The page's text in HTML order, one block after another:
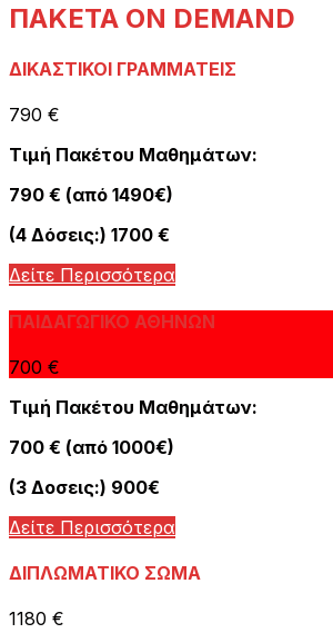
ΠΑΚΕΤΑ ON DEMAND
ΔΙΚΑΣΤΙΚΟΙ ΓΡΑΜΜΑΤΕΙΣ
790 €
Τιμή Πακέτου Μαθημάτων:
790 € (από 1490€)
(4 Δόσεις:) 1700 €
Δείτε Περισσότερα
ΠΑΙΔΑΓΩΓΙΚΟ ΑΘΗΝΩΝ
700 €
Τιμή Πακέτου Μαθημάτων:
700 € (από 1000€)
(3 Δοσεις:) 900€
Δείτε Περισσότερα
ΔΙΠΛΩΜΑΤΙΚΟ ΣΩΜΑ
1180 €